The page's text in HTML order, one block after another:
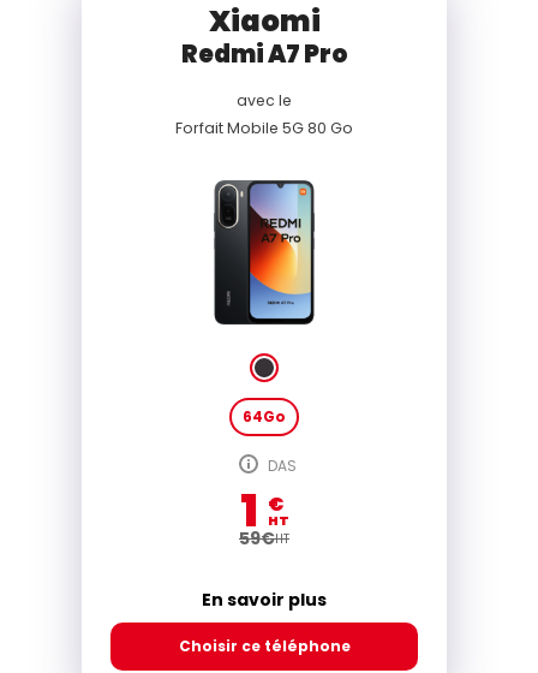
Xiaomi
Redmi A7 Pro
avec le
Forfait Mobile 5G 80 Go
64Go
DAS
1 €
HT
59€HT
En savoir plus
Choisir ce téléphone